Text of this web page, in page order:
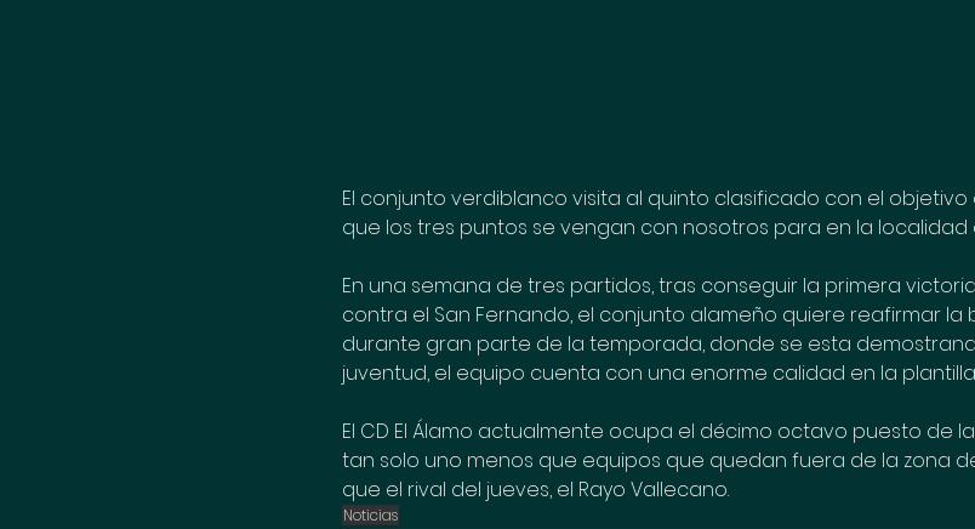
El conjunto verdiblanco visita al quinto clasificado con el
que los tres puntos se vengan con nosotros para en la localidad
En una semana de tres partidos, tras conseguir la primera
contra el San Fernando, el conjunto alameño quiere reafirmar
durante gran parte de la temporada, donde se esta
juventud, el equipo cuenta con una enorme calidad en la
El CD El Álamo actualmente ocupa el décimo octavo puesto de
tan solo uno menos que equipos que quedan fuera de la zona
que el rival del jueves, el Rayo Vallecano.
Noticias